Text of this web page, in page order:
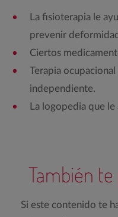
La fisioterapia le
prevenir
Ciertos
Terapia ocupacional
independiente.
La logopedia que le
También
Si este contenido te